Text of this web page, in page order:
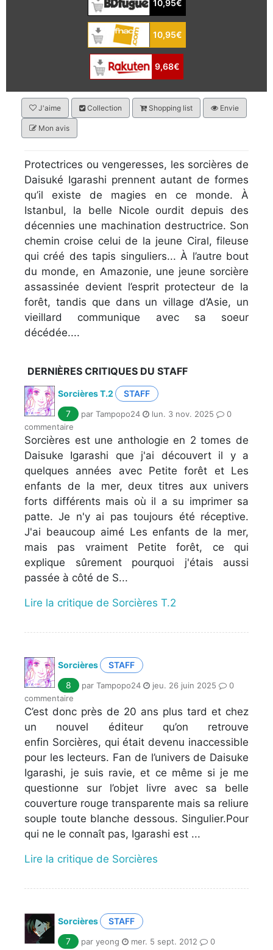
10,95€
10,95€
9,68€
J'aime Collection Shopping list Envie
Mon avis
Protectrices ou vengeresses, les sorcières de
Daisuké Igarashi prennent autant de formes
qu’il existe de magies en ce monde. À
Istanbul, la belle Nicole ourdit depuis des
décennies une machination destructrice. Son
chemin croise celui de la jeune Ciral, fileuse
qui créé des tapis singuliers... À l’autre bout
du monde, en Amazonie, une jeune sorcière
assassinée devient l’esprit protecteur de la
forêt, tandis que dans un village d’Asie, un
vieillard communique avec sa soeur
décédée....
DERNIÈRES CRITIQUES DU STAFF
Sorcières T.2
STAFF
7
par Tampopo24 lun. 3 nov. 2025
0
commentaire
Sorcières est une anthologie en 2 tomes de
Daisuke Igarashi que j'ai découvert il y a
quelques années avec Petite forêt et Les
enfants de la mer, deux titres aux univers
forts différents mais où il a su imprimer sa
patte. Je n'y ai pas toujours été réceptive.
J'ai beaucoup aimé Les enfants de la mer,
mais pas vraiment Petite forêt, ce qui
explique sûrement pourquoi j'étais aussi
passée à côté de S...
Lire la critique de Sorcières T.2
Sorcières
STAFF
8
par Tampopo24 jeu. 26 juin 2025
0
commentaire
C’est donc près de 20 ans plus tard et chez
un nouvel éditeur qu’on retrouve
enfin Sorcières, qui était devenu inaccessible
pour les lecteurs. Fan de l’univers de Daisuke
Igarashi, je suis ravie, et ce même si je me
questionne sur l’objet livre avec sa belle
couverture rouge transparente mais sa reliure
souple toute blanche dessous. Singulier.Pour
qui ne le connaît pas, Igarashi est ...
Lire la critique de Sorcières
Sorcières
STAFF
7
par yeong mer. 5 sept. 2012
0